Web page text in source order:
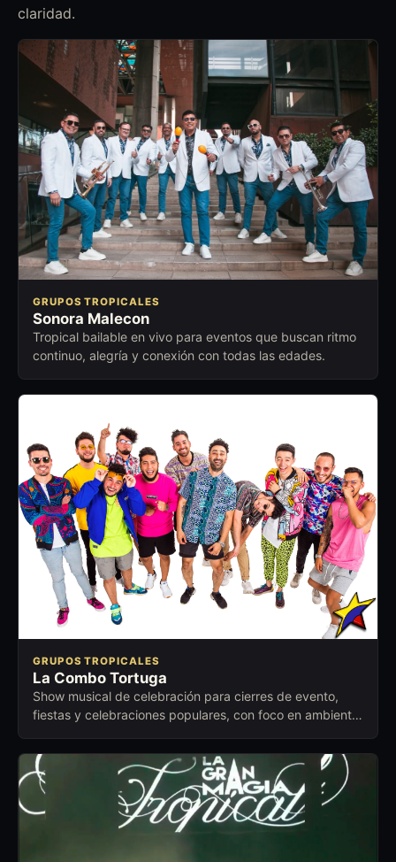
claridad.
GRUPOS TROPICALES
Sonora Malecon
Tropical bailable en vivo para eventos que buscan ritmo
continuo, alegría y conexión con todas las edades.
GRUPOS TROPICALES
La Combo Tortuga
Show musical de celebración para cierres de evento,
fiestas y celebraciones populares, con foco en ambiente